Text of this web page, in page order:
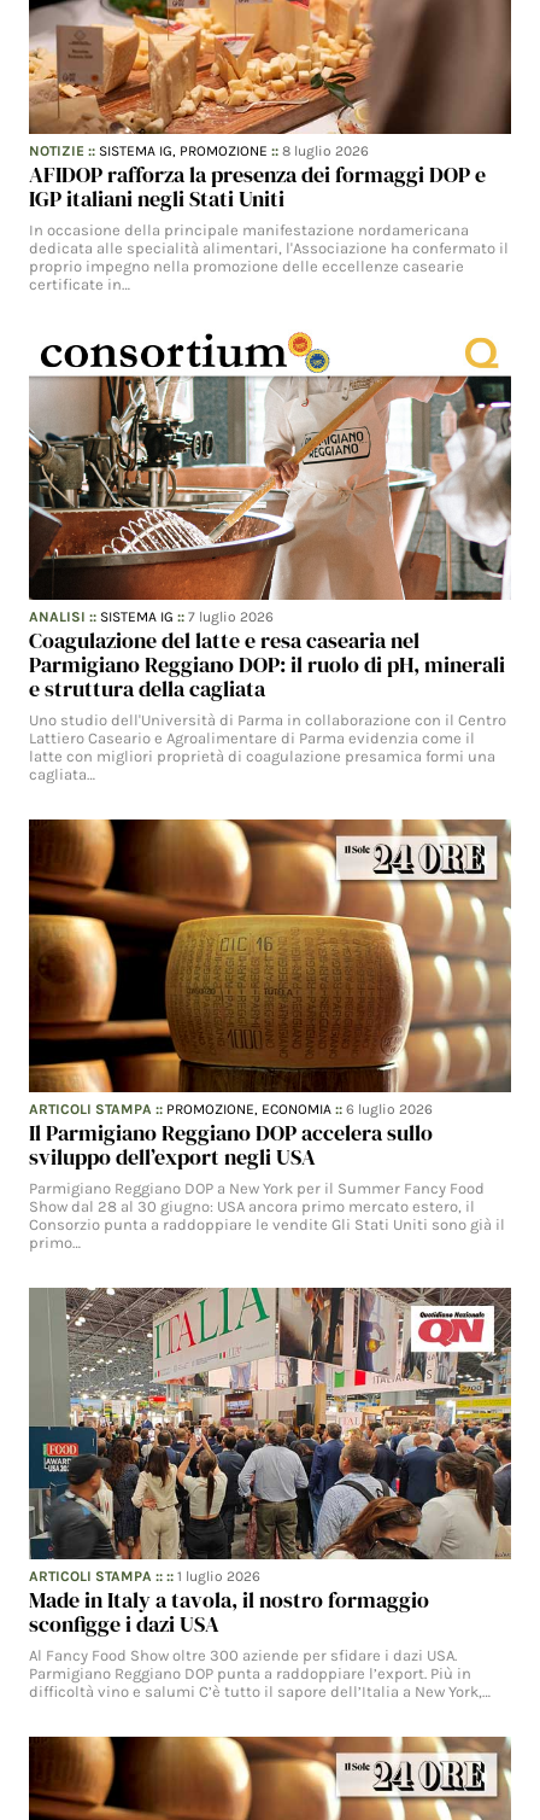
NOTIZIE :: SISTEMA IG, PROMOZIONE ::8 luglio 2026
AFIDOP rafforza la presenza dei formaggi DOP e
IGP italiani negli Stati Uniti
In occasione della principale manifestazione nordamericana
dedicata alle specialità alimentari, l'Associazione ha confermato il
proprio impegno nella promozione delle eccellenze casearie
certificate in…
ANALISI :: SISTEMA IG ::7 luglio 2026
Coagulazione del latte e resa casearia nel
Parmigiano Reggiano DOP: il ruolo di pH, minerali
e struttura della cagliata
Uno studio dell'Università di Parma in collaborazione con il Centro
Lattiero Caseario e Agroalimentare di Parma evidenzia come il
latte con migliori proprietà di coagulazione presamica formi una
cagliata…
ARTICOLI STAMPA :: PROMOZIONE, ECONOMIA ::6 luglio 2026
Il Parmigiano Reggiano DOP accelera sullo
sviluppo dell’export negli USA
Parmigiano Reggiano DOP a New York per il Summer Fancy Food
Show dal 28 al 30 giugno: USA ancora primo mercato estero, il
Consorzio punta a raddoppiare le vendite Gli Stati Uniti sono già il
primo…
ARTICOLI STAMPA :: ::1 luglio 2026
Made in Italy a tavola, il nostro formaggio
sconfigge i dazi USA
Al Fancy Food Show oltre 300 aziende per sfidare i dazi USA.
Parmigiano Reggiano DOP punta a raddoppiare l’export. Più in
difficoltà vino e salumi C’è tutto il sapore dell’Italia a New York,…